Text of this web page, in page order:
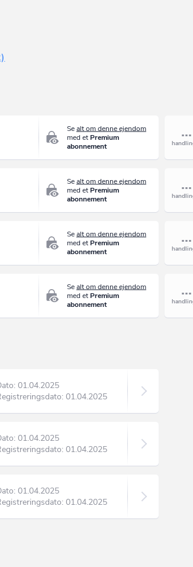
Sealt om denne ejendom
med et Premium
abonnement
Sealt om denne ejendom
med et Premium
abonnement
Sealt om denne ejendom
med et Premium
abonnement
Sealt om denne ejendom
med et Premium
abonnement
01.04.2025
01.04.2025
01.04.2025
01.04.2025
01.04.2025
01.04.2025